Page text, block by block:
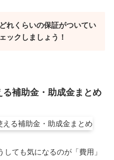
れくらいの保証がついてい
ックしましょう！
補助金・助成金まとめ
ても気になるのが「費用」